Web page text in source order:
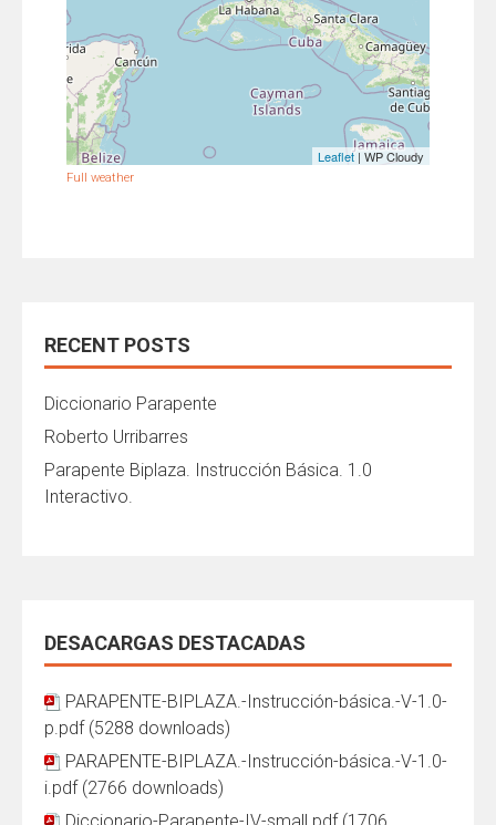
Leaflet| WP Cloudy
Full weather
RECENT POSTS
Diccionario Parapente
Roberto Urribarres
Parapente Biplaza. Instrucción Básica. 1.0
Interactivo.
DESACARGAS DESTACADAS
PARAPENTE-BIPLAZA.-Instrucción-básica.-V-1.0-
p.pdf (5288 downloads)
PARAPENTE-BIPLAZA.-Instrucción-básica.-V-1.0-
i.pdf (2766 downloads)